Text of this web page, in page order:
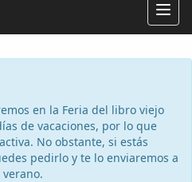
en la Feria del libro viejo
de vacaciones, por lo que
No obstante, si estás
pedirlo y te lo enviaremos a